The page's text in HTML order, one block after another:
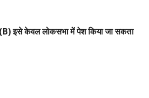
(B) इसे केवल लोकसभा में पेश किया जा सकता